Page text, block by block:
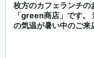
枚方のカフェランチの
「green商店」です。
の気温が暑い中のご来